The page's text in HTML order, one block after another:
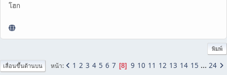
โฮก
พิมพ์
เลื่อนขึ้นด้านบน หน้า 1 2 3 4 5 6 7 8 9 10 11 12 13 14 15 ... 24